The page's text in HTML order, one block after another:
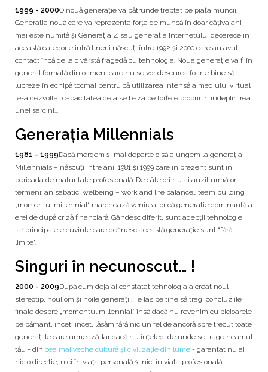
1999 - 2000O nouă generație va pătrunde treptat pe piața muncii.
Generația nouă care va reprezenta forța de muncă în doar câțiva ani
mai este numită și Generația Z sau generația Internetului deoarece în
această categorie intră tinerii născuți între 1992 și 2000 care au avut
contact încă de la o vârstă fragedă cu tehnologia. Noua generație va fi în
general formată din oameni care nu se vor descurca foarte bine să
lucreze în echipă tocmai pentru că utilizarea intensă a mediului virtual
le-a dezvoltat capacitatea de a se baza pe forțele proprii în îndeplinirea
unei sarcini...
Generația Millennials
1981 - 1999Dacă mergem și mai departe o să ajungem la generația
Millennials – născuți între anii 1981 şi 1999 care în prezent sunt în
perioada de maturitate profesională. De câte ori nu ai auzit următorii
termeni: an sabatic, welbeing – work and life balance… team building
„mo­mentul millennial“ marchează venirea lor că generaţie do­minantă a
erei de după criză financiară. Gândesc diferit, sunt adepții tehnologiei
iar principalele cuvinte care definesc această generație sunt “fără
limite”.
Singuri în necunoscut… !
2000 - 2009După cum deja ai constatat tehnologia a creat noul
stereotip, noul om și noile generații. Te las pe tine să tragi concluziile
finale despre „mo­mentul millennial“ însă dacă nu revenim cu picioarele
pe pământ, încet, încet, lăsăm fără niciun fel de ancoră spre trecut toate
generațiile care urmează. Iar dacă nu înțelegi de unde se trage neamul
tău - din cea mai veche cultură și civilizație din lume - garantat nu ai
nicio direcție, nici în viața personală și nici în viața profesională,